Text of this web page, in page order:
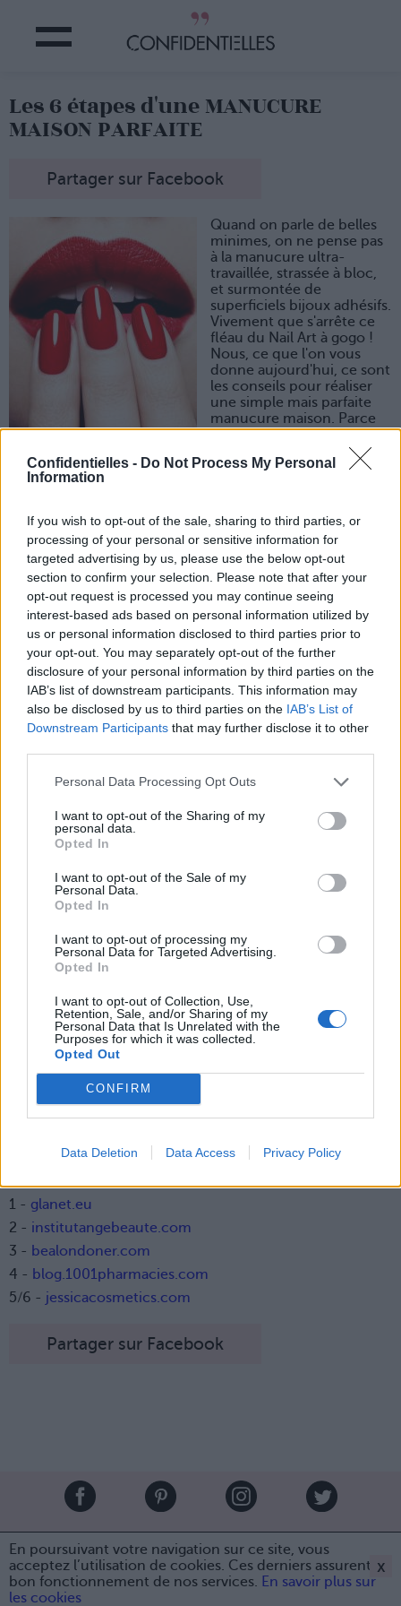
Confidentielles - Do Not Process My Personal
Information
If you wish to opt-out of the sale, sharing to third parties, or
processing of your personal or sensitive information for
targeted advertising by us, please use the below opt-out
section to confirm your selection. Please note that after your
opt-out request is processed you may continue seeing
interest-based ads based on personal information utilized by
us or personal information disclosed to third parties prior to
your opt-out. You may separately opt-out of the further
disclosure of your personal information by third parties on the
IAB’s list of downstream participants. This information may
also be disclosed by us to third parties on the IAB’s List of
Downstream Participants that may further disclose it to other
Personal Data Processing Opt Outs
I want to opt-out of the Sharing of my
personal data.
Opted In
I want to opt-out of the Sale of my
Personal Data.
Opted In
I want to opt-out of processing my
Personal Data for Targeted Advertising.
Opted In
I want to opt-out of Collection, Use,
Retention, Sale, and/or Sharing of my
Personal Data that Is Unrelated with the
Purposes for which it was collected.
Opted Out
CONFIRM
Data Deletion Data Access Privacy Policy
En poursuivant votre navigation sur ce site, vous
acceptez l’utilisation de cookies. Ces derniers assurent le
bon fonctionnement de nos services. En savoir plus sur
les cookies
x
Les 6 étapes d'une MANUCURE
MAISON PARFAITE
Partager sur Facebook
Quand on parle de belles
minimes, on ne pense pas
à la manucure ultra-
travaillée, strassée à bloc,
et surmontée de
superficiels bijoux adhésifs.
Vivement que s'arrête ce
fléau du Nail Art à gogo !
Nous, ce que l'on vous
donne aujourd'hui, ce sont
les conseils pour réaliser
une simple mais parfaite
manucure maison. Parce
qu'on n'a pas besoin
d'artifices, pour être mimis.
le
diaporama
Étape n° 1 : la mise en
forme !
Première étape : la lime à
ongles. On s’attaque à la forme
de nos ongles pour donner un
aspect arrondi ou carré, selon
les préférences. La règle ?
dans le même sens. Le va-et-
cassants, et ne vous permettra
pas d’obtenir ce bout ultra-lisse.
légèrement les côtés. Et pour un
fini plus arrondi, accentuez la
Étape n°2 : la mise à plat !
Ne négligez pas le dessus des
ongles. Faites quelques
passages avec le bloc polissoir
d’institut. Lorsque la lumière se
d’irrégularités.
Image suivante
1 - glanet.eu
2 - institutangebeaute.com
3 - bealondoner.com
4 - blog.1001pharmacies.com
5/6 - jessicacosmetics.com
Partager sur Facebook
Brandeploy Qui sommes-nous ? Presse
Annonceur
Mentions légales
Contact
© Confidentielles.com - Tous droits réservés